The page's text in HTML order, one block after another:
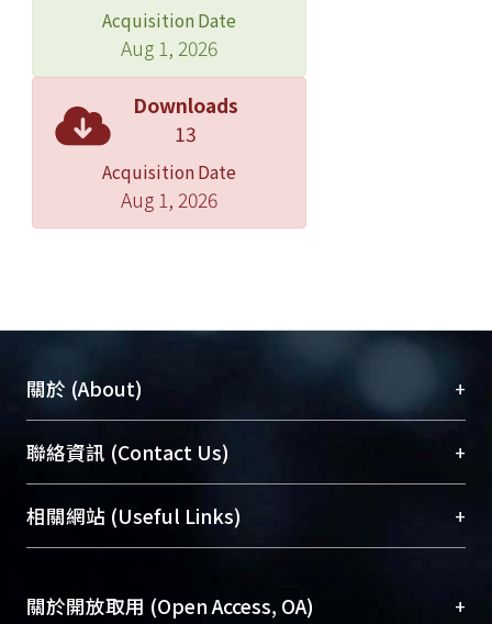
Acquisition Date
Aug 1, 2026
Downloads
13
Acquisition Date
Aug 1, 2026
關於 (About) +
臺大位居世界頂尖大學之列，為永久珍藏及向國際
展現本校豐碩的研究成果及學術能量，圖書館整合
機構典藏（NTUR）與學術庫（AH）不同功能平
台，成為臺大學術典藏NTU scholars。期能整合研
成果。
聯絡資訊 (Contact Us) +
總館學科館員(Main Library)
醫學圖書館學科館員(Medical Library)
Sciences Library)
相關網站 (Useful Links) +
關於開放取用 (Open Access, OA) +